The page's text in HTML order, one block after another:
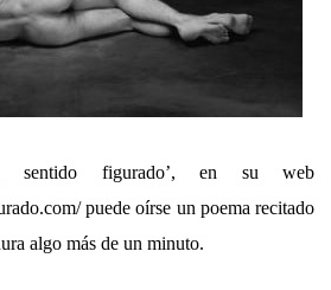
figurado’, en su web
puede oírse un poema recitado
algo más de un minuto.